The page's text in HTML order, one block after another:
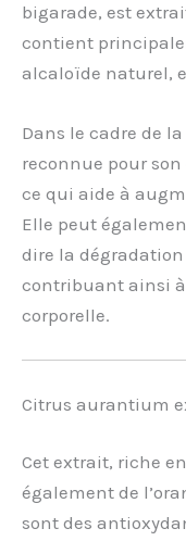
bigarade, est
contient
alcaloïde naturel,
Dans le cadre de
reconnue pour
ce qui aide à
Elle peut
dire la dégradation
contribuant ainsi
corporelle.
Citrus aurantium
Cet extrait, riche
également de
sont des